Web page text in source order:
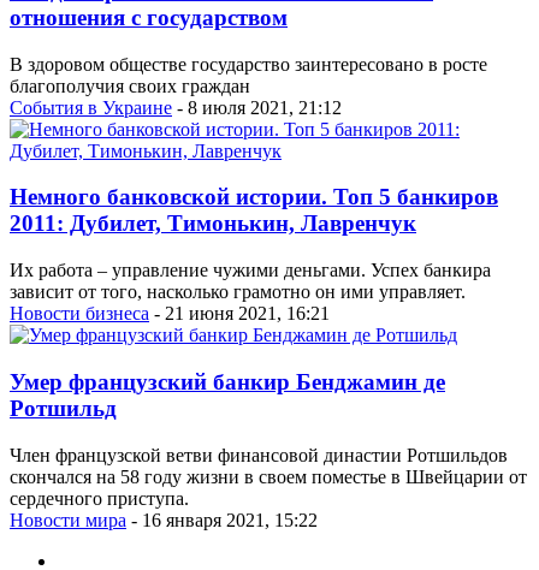
отношения с государством
В здоровом обществе государство заинтересовано в росте
благополучия своих граждан
События в Украине - 8 июля 2021, 21:12
Немного банковской истории. Топ 5 банкиров
2011: Дубилет, Тимонькин, Лавренчук
Их работа – управление чужими деньгами. Успех банкира
зависит от того, насколько грамотно он ими управляет.
Новости бизнеса - 21 июня 2021, 16:21
Умер французский банкир Бенджамин де
Ротшильд
Член французской ветви финансовой династии Ротшильдов
скончался на 58 году жизни в своем поместье в Швейцарии от
сердечного приступа.
Новости мира - 16 января 2021, 15:22